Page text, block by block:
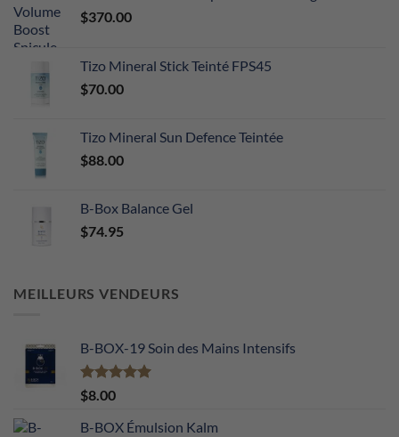
$370.00
Tizo Mineral Stick Teinté FPS45
$70.00
Tizo Mineral Sun Defence Teintée
$88.00
B-Box Balance Gel
$74.95
MEILLEURS VENDEURS
B-BOX-19 Soin des Mains Intensifs
Note5.00
sur 5
$8.00
B-BOX Émulsion Kalm